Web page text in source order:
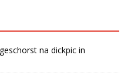
na dickpic in